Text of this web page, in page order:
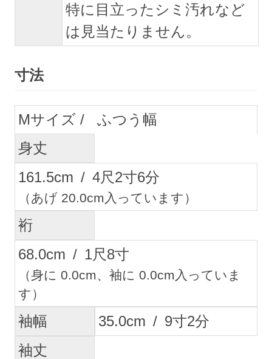
特に目立ったシミ汚れなど
は見当たりません。
寸法
M
ふつう幅
身丈
161.5cm / 4尺2寸6分
（あげ 20.0cm入っています）
裄
68.0cm / 1尺8寸
（身に 0.0cm、袖に 0.0cm入っていま
す）
袖幅 35.0cm / 9寸2分
袖丈